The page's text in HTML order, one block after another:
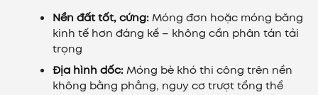
Nền đất tốt, cứng:Móng đơn hoặc móng băng
kinh tế hơn đáng kể – không cần phân tán tải
trọng
Địa hình dốc:Móng bè khó thi công trên nền
không bằng phẳng, nguy cơ trượt tổng thể